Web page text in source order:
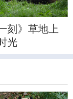
刻》草地上
光